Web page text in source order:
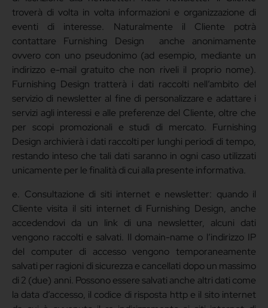
troverà di volta in volta informazioni e organizzazione di
eventi di interesse. Naturalmente il Cliente potrà
contattare Furnishing Design anche anonimamente
ovvero con uno pseudonimo (ad esempio, mediante un
indirizzo e-mail gratuito che non riveli il proprio nome).
Furnishing Design tratterà i dati raccolti nell’ambito del
servizio di newsletter al fine di personalizzare e adattare i
servizi agli interessi e alle preferenze del Cliente, oltre che
per scopi promozionali e studi di mercato. Furnishing
Design archivierà i dati raccolti per lunghi periodi di tempo,
restando inteso che tali dati saranno in ogni caso utilizzati
unicamente per le finalità di cui alla presente informativa.
e. Consultazione di siti internet e newsletter: quando il
Cliente visita il siti internet di Furnishing Design, anche
accedendovi da un link di una newsletter, alcuni dati
vengono raccolti e salvati. Il domain-name o l’indirizzo IP
del computer di accesso vengono temporaneamente
salvati per ragioni di sicurezza e cancellati dopo un massimo
di 2 (due) anni. Possono essere salvati anche altri dati come
la data d’accesso, il codice di risposta http e il sito internet